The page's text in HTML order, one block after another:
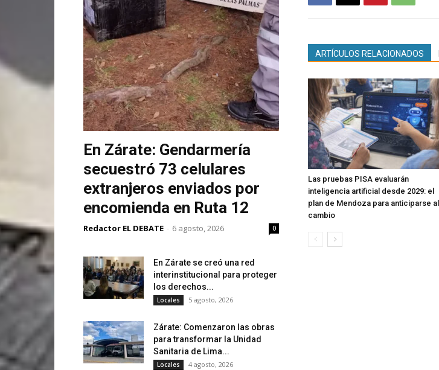
ARTÍCULOS RELACIONADOS
Las pruebas PISA evaluarán
inteligencia artificial desde 2029: el
plan de Mendoza para anticiparse al
cambio
En Zárate: Gendarmería
secuestró 73 celulares
extranjeros enviados por
encomienda en Ruta 12
Redactor EL DEBATE - 6 agosto, 2026 0
En Zárate se creó una red
interinstitucional para proteger
los derechos...
Locales 5 agosto, 2026
Zárate: Comenzaron las obras
para transformar la Unidad
Sanitaria de Lima...
Locales 4 agosto, 2026